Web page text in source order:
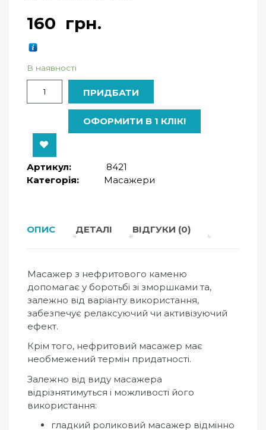
160 грн.
В наявності
ПРИДБАТИ
ОФОРМИТИ В 1 КЛІК!
Артикул:
8421
Категорія:
Масажери
ОПИС ДЕТАЛІ ВІДГУКИ (0)
Масажер з нефритового каменю
допомагає у боротьбі зі зморшками та,
залежно від варіанту використання,
забезпечує релаксуючий чи активізуючий
ефект.
Крім того, нефритовий масажер має
необмежений термін придатності.
Залежно від виду масажера
відрізнятимуться і можливості його
використання:
гладкий роликовий масажер відмінно